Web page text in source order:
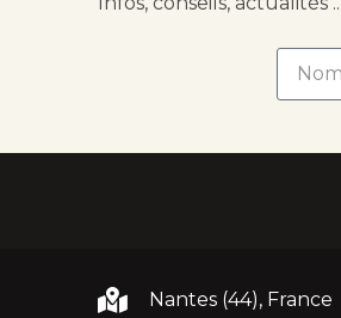
Nantes (44), France